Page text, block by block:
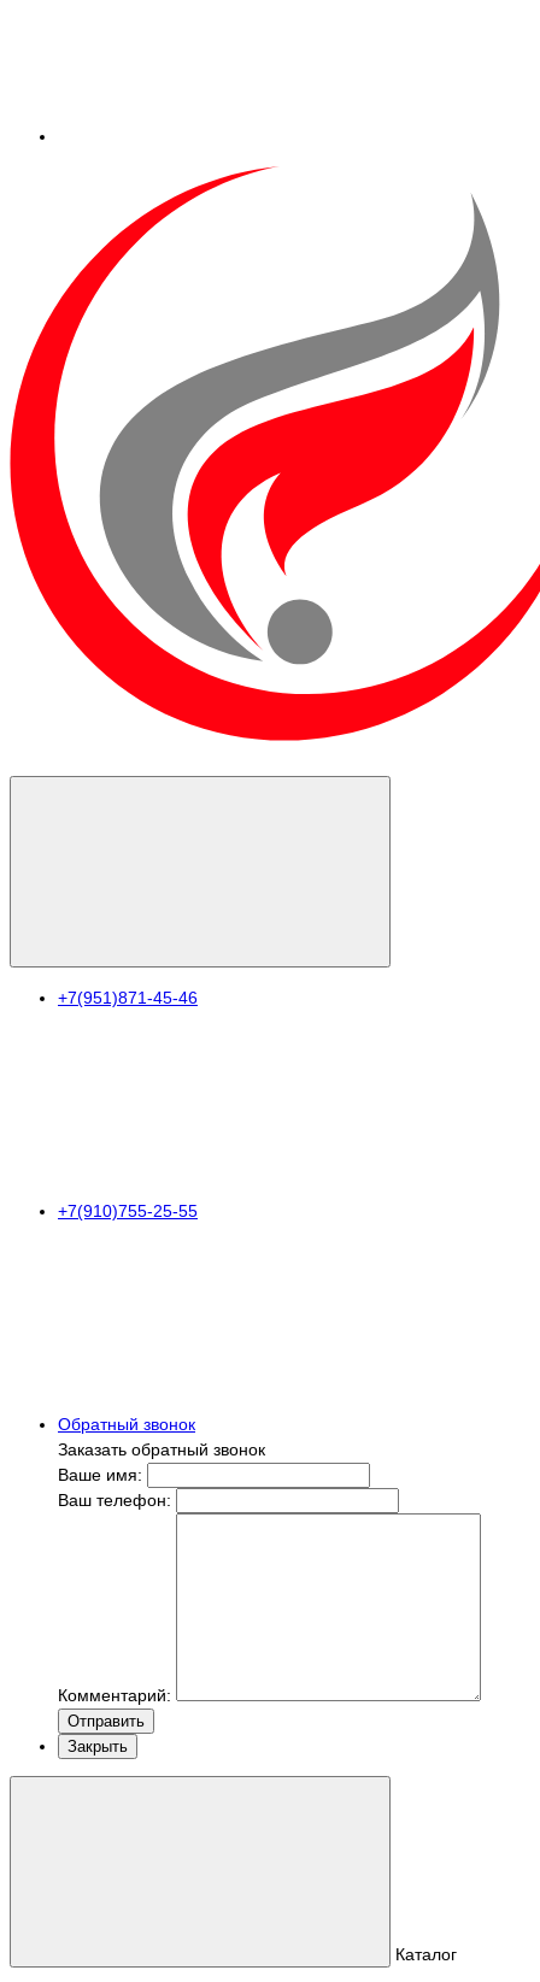
+7(951)871-45-46
+7(910)755-25-55
Обратный звонок
Заказать обратный звонок
Ваше имя:
Ваш телефон:
Комментарий:
Отправить
Закрыть
Каталог